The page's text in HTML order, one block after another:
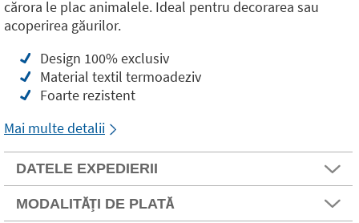
cărora le plac animalele. Ideal pentru decorarea sau
acoperirea găurilor.
Design 100% exclusiv
Material textil termoadeziv
Foarte rezistent
Mai multe detalii
DATELE EXPEDIERII
MODALITĂȚI DE PLATĂ